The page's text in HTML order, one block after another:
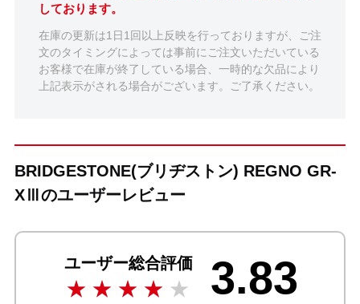
しております。
在庫の更新は1日1回以上反映を行っておりますが、ご注
文のタイミングによっては事前にご注文いただいている
お客様で在庫が終了している場合、一時的な欠品により
上記表示がされる場合がございます。ご了承ください。
BRIDGESTONE(ブリヂストン) REGNO GR-
XⅢのユーザーレビュー
ユーザー総合評価 3.83